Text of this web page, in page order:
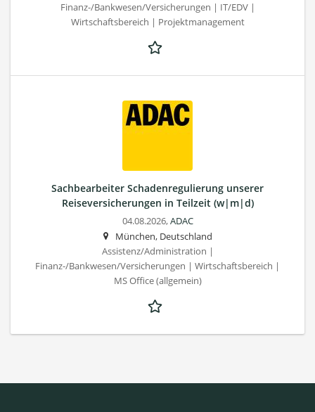
Finanz-/Bankwesen/Versicherungen | IT/EDV |
Wirtschaftsbereich | Projektmanagement
Sachbearbeiter Schadenregulierung unserer
Reiseversicherungen in Teilzeit (w|m|d)
04.08.2026,ADAC
München, Deutschland
Assistenz/Administration |
Finanz-/Bankwesen/Versicherungen | Wirtschaftsbereich |
MS Office (allgemein)